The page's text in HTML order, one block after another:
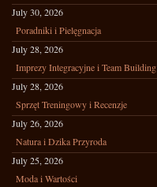
July 30, 2026
Poradniki i Pielęgnacja
July 28, 2026
Imprezy Integracyjne i Team Building
July 28, 2026
Sprzęt Treningowy i Recenzje
July 26, 2026
Natura i Dzika Przyroda
July 25, 2026
Moda i Wartości